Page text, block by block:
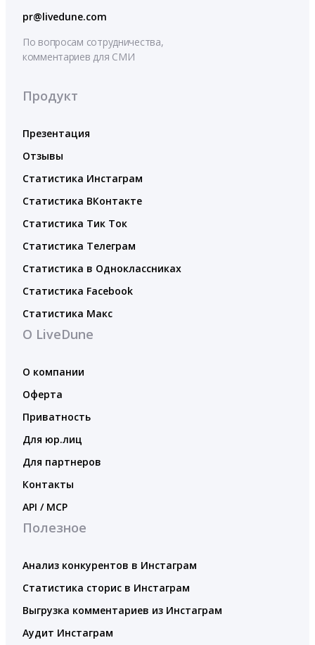
pr@livedune.com
По вопросам сотрудничества,
комментариев для СМИ
Продукт
Презентация
Отзывы
Статистика Инстаграм
Статистика ВКонтакте
Статистика Тик Ток
Статистика Телеграм
Статистика в Одноклассниках
Статистика Facebook
Статистика Макс
О LiveDune
О компании
Оферта
Приватность
Для юр.лиц
Для партнеров
Контакты
API / MCP
Полезное
Анализ конкурентов в Инстаграм
Статистика сторис в Инстаграм
Выгрузка комментариев из Инстаграм
Аудит Инстаграм